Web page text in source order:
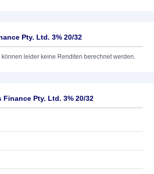
Pty. Ltd. 3% 20/32
können leider keine Renditen berechnet werden.
Finance Pty. Ltd. 3% 20/32